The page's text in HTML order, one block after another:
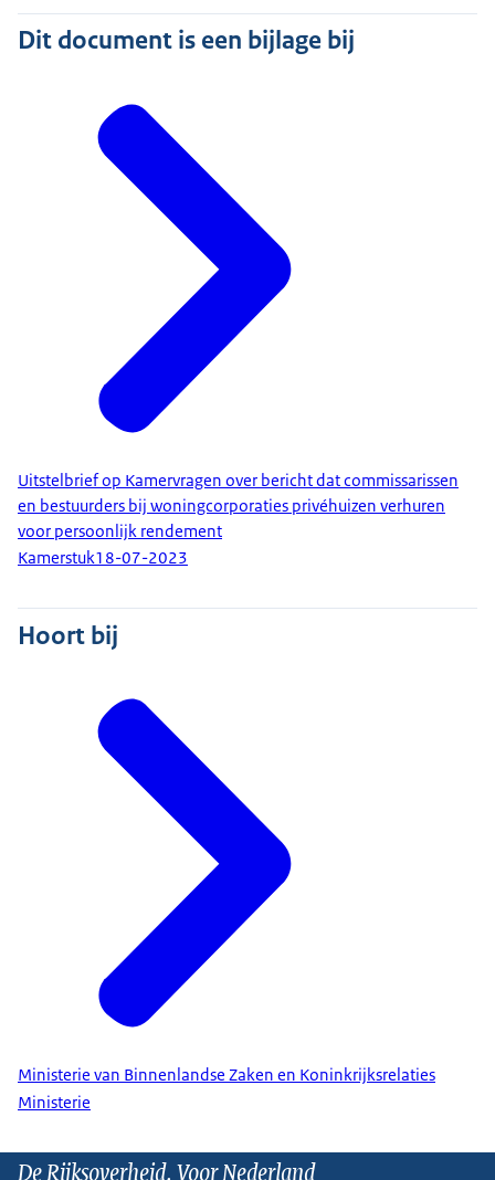
Dit document is een bijlage bij
Uitstelbrief op Kamervragen over bericht dat commissarissen
en bestuurders bij woningcorporaties privéhuizen verhuren
voor persoonlijk rendement
Kamerstuk18-07-2023
Hoort bij
Ministerie van Binnenlandse Zaken en Koninkrijksrelaties
Ministerie
De Rijksoverheid. Voor Nederland